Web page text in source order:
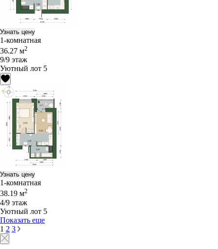
Узнать цену
1-комнатная
36.27 м2
9/9 этаж
Уютный лот 5
Узнать цену
1-комнатная
38.19 м2
4/9 этаж
Уютный лот 5
Показать еще
1 2 3